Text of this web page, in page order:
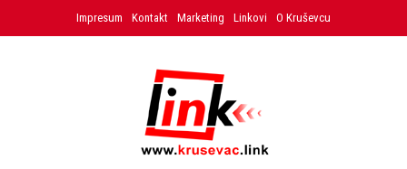
Impresum Kontakt Marketing Linkovi O Kruševcu